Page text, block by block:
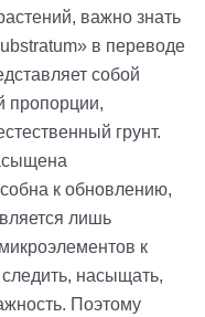
важно знать
в переводе
собой
пропорции,
грунт.
к обновлению,
лишь
к
насыщать,
Поэтому